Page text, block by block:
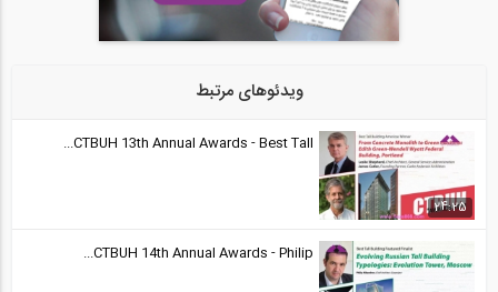
ویدئوهای مرتبط
24:25
CTBUH 13th Annual Awards - Best Tall...
CTBUH 14th Annual Awards - Philip...